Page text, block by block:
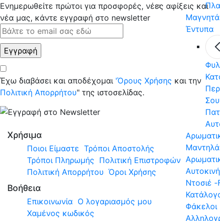
Έντυπα
Ντοσιέ -
Φάκελοι
Ενημερωθείτε πρώτοι για προσφορές, νέες αφίξεις και
νέα μας, κάντε εγγραφή στο newsletter
Έχω διαβάσει και αποδέχομαι 'Όρους Χρήσης και την
Πολιτική Απορρήτου" της ιστοσελίδας.
Χρήσιμα
Ποιοι Είμαστε Τρόποι Αποστολής
Τρόποι Πληρωμής Πολιτική Επιστροφών
Πολιτική Απορρήτου Όροι Χρήσης
Βοήθεια
Επικοινωνία Ο λογαριασμός μου
Χαμένος κωδικός